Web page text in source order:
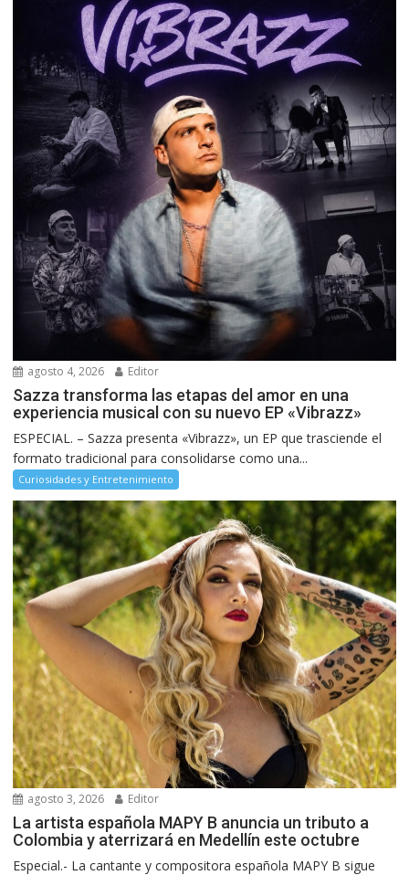
agosto 4, 2026 Editor
Sazza transforma las etapas del amor en una
experiencia musical con su nuevo EP «Vibrazz»
ESPECIAL. – Sazza presenta «Vibrazz», un EP que trasciende el
formato tradicional para consolidarse como una...
Curiosidades y Entretenimiento
agosto 3, 2026 Editor
La artista española MAPY B anuncia un tributo a
Colombia y aterrizará en Medellín este octubre
Especial.- La cantante y compositora española MAPY B sigue